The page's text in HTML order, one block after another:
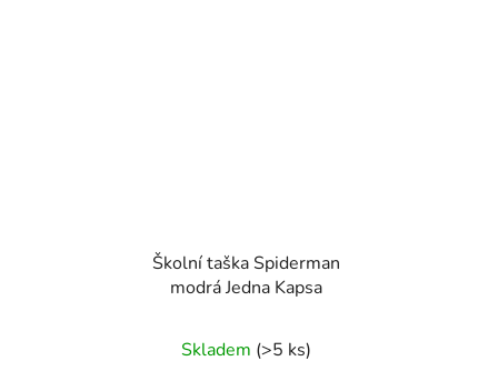
Školní taška Spiderman
modrá Jedna Kapsa
Skladem (>5 ks)